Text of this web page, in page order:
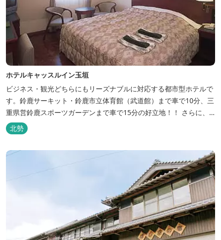
ホテルキャッスルイン玉垣
ビジネス・観光どちらにもリーズナブルに対応する都市型ホテルで
す。鈴鹿サーキット・鈴鹿市立体育館（武道館）まで車で10分、三
重県営鈴鹿スポーツガーデンまで車で15分の好立地！！ さらに、
全檜造り貸切風呂や各種サービスでお待ち致しております。
北勢